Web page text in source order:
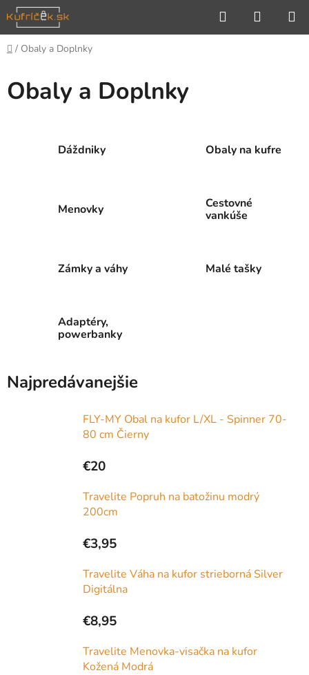
Prejsť
na
obsah
Hľadať
KOŠÍK
Domov
/ Obaly a Doplnky
Obaly a Doplnky
Dáždniky Obaly na kufre
Menovky
Cestovné
vankúše
Zámky a váhy Malé tašky
Adaptéry,
powerbanky
Najpredávanejšie
FLY-MY Obal na kufor L/XL - Spinner 70-
80 cm Čierny
€20
Travelite Popruh na batožinu modrý
200cm
€3,95
Travelite Váha na kufor strieborná Silver
Digitálna
€8,95
Travelite Menovka-visačka na kufor
Kožená Modrá